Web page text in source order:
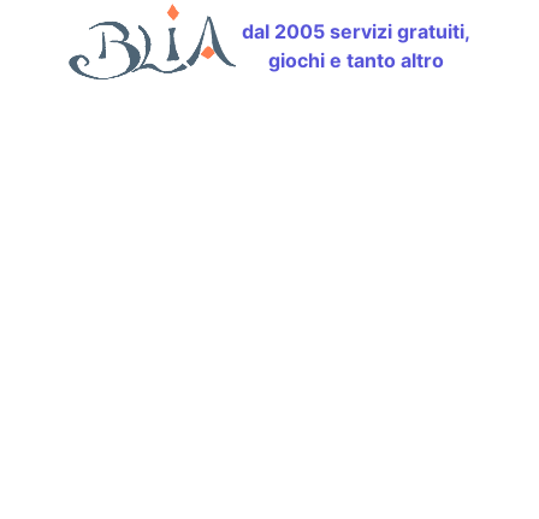
dal 2005 servizi gratuiti,
giochi e tanto altro